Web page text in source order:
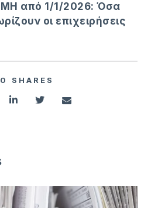
από 1/1/2026: Όσα
οι επιχειρήσεις
0 SHARES